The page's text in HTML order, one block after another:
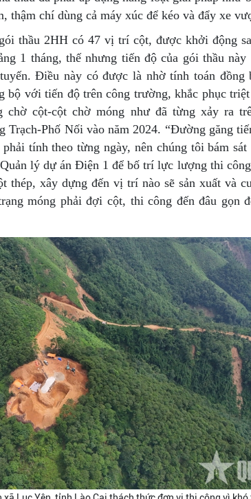
thậm chí dùng cả máy xúc để kéo và đẩy xe
thầu 2HH có 47 vị trí cột, được khởi động
1 tháng, thế nhưng tiến độ của gói thầu này
Điều này có được là nhờ tính toán đồng
bộ với tiến độ trên công trường, khắc phục
chờ cột-cột chờ móng như đã từng xảy ra
Trạch-Phố Nối vào năm 2024. “Đường găng
tính theo từng ngày, nên chúng tôi bám sát
lý dự án Điện 1 để bố trí lực lượng thi
thép, xây dựng đến vị trí nào sẽ sản xuất và
móng phải đợi cột, thi công đến đâu gọn